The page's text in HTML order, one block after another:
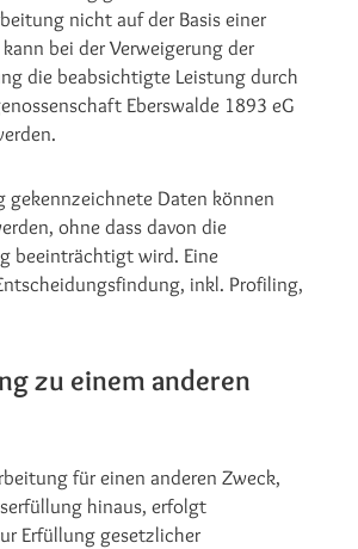
nicht auf der Basis einer
bei der Verweigerung der
die beabsichtigte Leistung durch
Eberswalde 1893 eG
gekennzeichnete Daten können
ohne dass davon die
beeinträchtigt wird. Eine
inkl. Profiling,
zu einem anderen
für einen anderen Zweck,
hinaus, erfolgt
Erfüllung gesetzlicher